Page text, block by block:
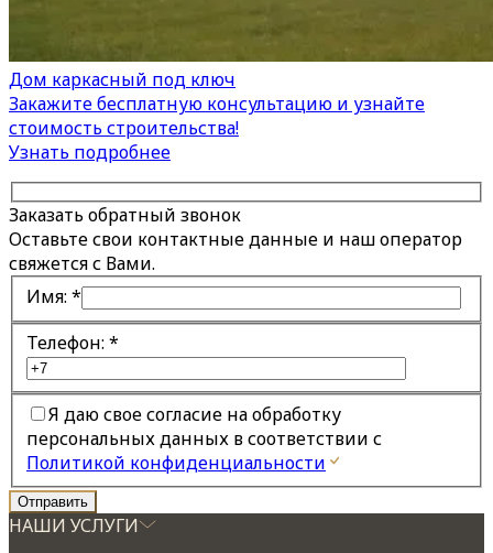
Дом каркасный под ключ
Закажите бесплатную консультацию и узнайте
стоимость строительства!
Узнать подробнее
Заказать обратный звонок
Оставьте свои контактные данные и наш оператор
свяжется с Вами.
Имя: *
Телефон: *
Я даю свое согласие на обработку
персональных данных в соответствии с
Политикой конфиденциальности
НАШИ УСЛУГИ